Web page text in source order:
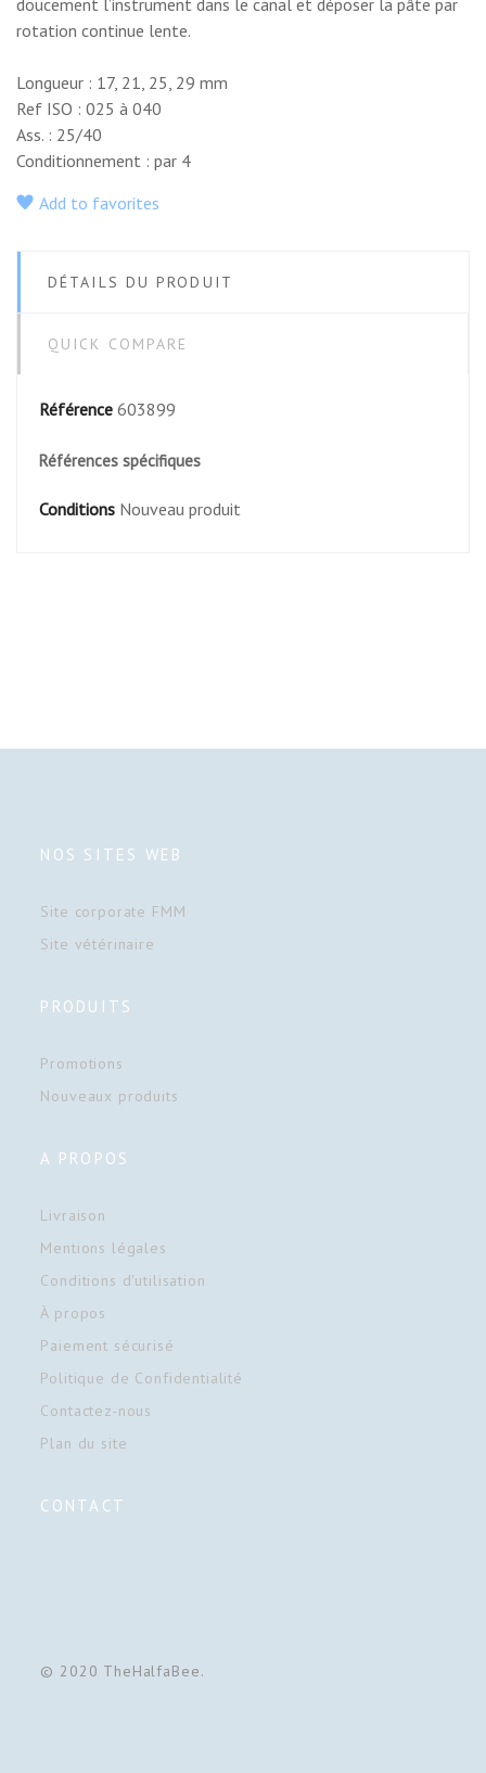
rotation continue lente.
Longueur : 17, 21, 25, 29 mm
Ref ISO : 025 à 040
Ass. : 25/40
Conditionnement : par 4
Add to favorites
DÉTAILS DU PRODUIT
QUICK COMPARE
Référence 603899
Références spécifiques
Conditions Nouveau produit
NOS SITES WEB
Site corporate FMM
Site vétérinaire
PRODUITS
Promotions
Nouveaux produits
A PROPOS
Livraison
Mentions légales
Conditions d'utilisation
À propos
Paiement sécurisé
Politique de Confidentialité
Contactez-nous
Plan du site
CONTACT
© 2020 TheHalfaBee.